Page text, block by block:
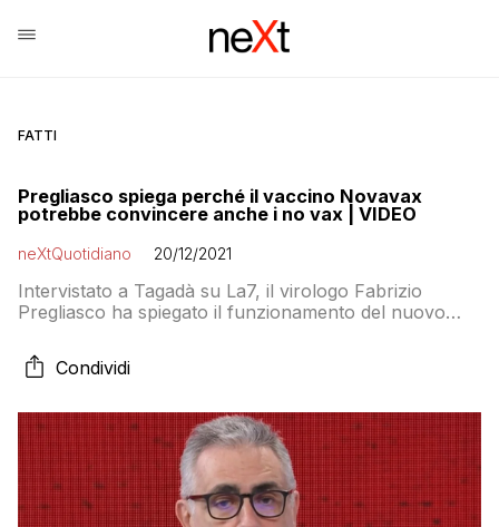
FATTI
Pregliasco spiega perché il vaccino Novavax
potrebbe convincere anche i no vax | VIDEO
neXtQuotidiano 20/12/2021
Intervistato a Tagadà su La7, il virologo Fabrizio
Pregliasco ha spiegato il funzionamento del nuovo
anche i no vax ad aderire alla campagna vaccinale
Condividi